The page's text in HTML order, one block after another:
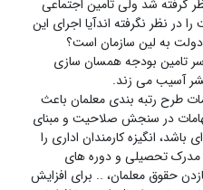
شد ولی تامین اجتماعی
در نظر نگرفته اندآیا اجرای این
به لین سازمان است؟
تامین بودجه همسان سازی
آسیب می زند.
طرح رتبه بندی معلمان باعث
در سنجش صلاحیت و مبنای
انگیزه کارمندان اداری را
مدرک تحصیلی و دوره های
حقوق معلمان، .. برای افزایش